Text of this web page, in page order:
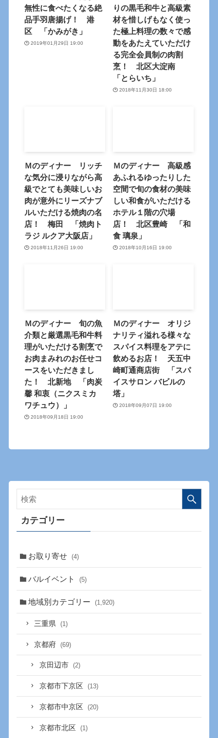
無性に食べたくなる絶
品手羽唐揚げ！ 港
区 「かみがき」
2019年01月29日 19:00
りの黒毛和牛と高級素
材を惜しげもなく使っ
た極上料理の数々で感
動をあたえていただけ
る完全会員制の肉割
烹！ 北区大淀南
「とらいち」
2018年11月30日 18:00
Ｍのディナー リッチ
な気分に浸りながら高
級でとても美味しいお
肉が意外にリーズナブ
ルいただける焼肉の名
店！ 梅田 「焼肉ト
ラジ ルクア大阪店」
2018年11月26日 19:00
Ｍのディナー 高級感
あふれるゆったりした
空間で旬の食材の美味
しい和食がいただける
ホテル１階の穴場
店！ 北区豊崎 「和
食 璃泉」
2018年10月16日 19:00
Ｍのディナー 旬の魚
介類と厳選黒毛和牛料
理がいただける割烹で
お肉まみれのお任せコ
ースをいただきまし
た！ 北新地 「肉炭
馨 和衷（ニクスミカ
ワチュウ）」
2018年09月18日 19:00
Ｍのディナー オリジ
ナリティ溢れる様々な
スパイス料理をアテに
飲めるお店！ 天五中
崎町通商店街 「スパ
イスサロン バビルの
塔」
2018年09月07日 19:00
カテゴリー
お取り寄せ (4)
バルイベント (5)
地域別カテゴリー (1,920)
三重県 (1)
京都府 (69)
京田辺市 (2)
京都市下京区 (13)
京都市中京区 (20)
京都市北区 (1)